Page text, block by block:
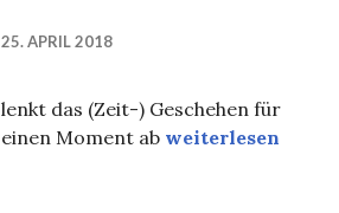
25. APRIL 2018
lenkt das (Zeit-) Geschehen für
einen Moment ab Die Taube…
weiterlesen